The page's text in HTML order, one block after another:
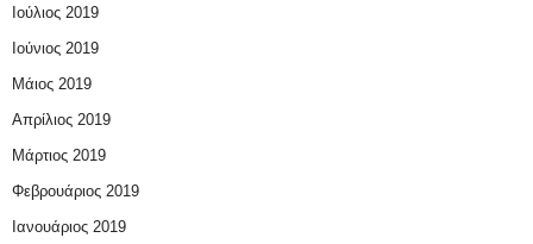
Ιούλιος 2019
Ιούνιος 2019
Μάιος 2019
Απρίλιος 2019
Μάρτιος 2019
Φεβρουάριος 2019
Ιανουάριος 2019